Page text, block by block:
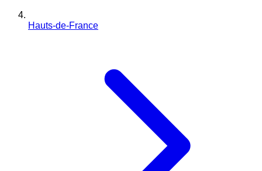
Hauts-de-France